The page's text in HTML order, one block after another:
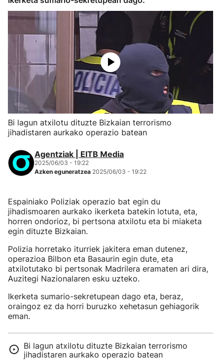
Bi lagun atxilotu dituzte Bizkaian terrorismo
jihadistaren aurkako operazio batean
Agentziak | EITB Media
2025/06/03 - 19:22
Azken eguneratzea 2025/06/03 - 19:22
Espainiako Poliziak operazio bat egin du
jihadismoaren aurkako ikerketa batekin lotuta, eta,
horren ondorioz, bi pertsona atxilotu eta bi miaketa
egin dituzte Bizkaian.
Polizia horretako iturriek jakitera eman dutenez,
operazioa Bilbon eta Basaurin egin dute, eta
atxilotutako bi pertsonak Madrilera eramaten ari dira,
Auzitegi Nazionalaren esku uzteko.
Ikerketa sumario-sekretupean dago eta, beraz,
oraingoz ez da horri buruzko xehetasun gehiagorik
eman.
Bi lagun atxilotu dituzte Bizkaian terrorismo
jihadistaren aurkako operazio batean